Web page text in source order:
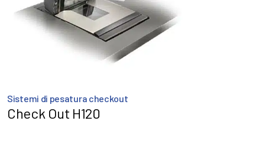
Sistemi di pesatura checkout
Check Out H120